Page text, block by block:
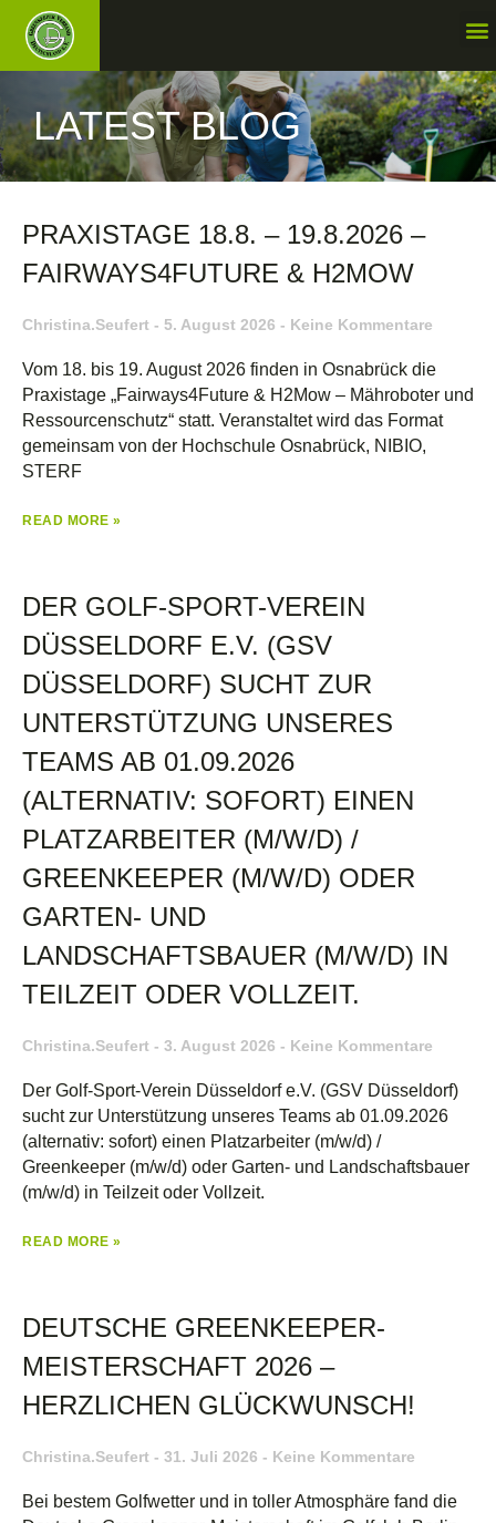
LATEST BLOG
PRAXISTAGE 18.8. – 19.8.2026 –
FAIRWAYS4FUTURE & H2MOW
Christina.seufert 5. August 2026 Keine Kommentare
Vom 18. bis 19. August 2026 finden in Osnabrück die
Praxistage „Fairways4Future & H2Mow – Mähroboter und
Ressourcenschutz“ statt. Veranstaltet wird das Format
gemeinsam von der Hochschule Osnabrück, NIBIO,
STERF
READ MORE »
DER GOLF-SPORT-VEREIN
DÜSSELDORF E.V. (GSV
DÜSSELDORF) SUCHT ZUR
UNTERSTÜTZUNG UNSERES
TEAMS AB 01.09.2026
(ALTERNATIV: SOFORT) EINEN
PLATZARBEITER (M/W/D) /
GREENKEEPER (M/W/D) ODER
GARTEN- UND
LANDSCHAFTSBAUER (M/W/D) IN
TEILZEIT ODER VOLLZEIT.
Christina.seufert 3. August 2026 Keine Kommentare
Der Golf-Sport-Verein Düsseldorf e.V. (GSV Düsseldorf)
sucht zur Unterstützung unseres Teams ab 01.09.2026
(alternativ: sofort) einen Platzarbeiter (m/w/d) /
Greenkeeper (m/w/d) oder Garten- und Landschaftsbauer
(m/w/d) in Teilzeit oder Vollzeit.
READ MORE »
DEUTSCHE GREENKEEPER-
MEISTERSCHAFT 2026 –
HERZLICHEN GLÜCKWUNSCH!
Christina.seufert 31. Juli 2026 Keine Kommentare
Bei bestem Golfwetter und in toller Atmosphäre fand die